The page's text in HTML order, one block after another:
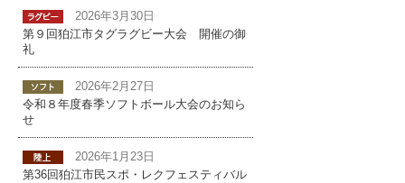
2026年3月30日
第９回狛江市タグラグビー大会 開催の御
礼
2026年2月27日
令和８年度春季ソフトボール大会のお知ら
せ
2026年1月23日
第36回狛江市民スポ・レクフェスティバル